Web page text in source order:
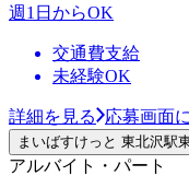
週1日からOK
交通費支給
未経験OK
詳細を見る 応募画面
まいばすけっと 東北沢駅
アルバイト・パート